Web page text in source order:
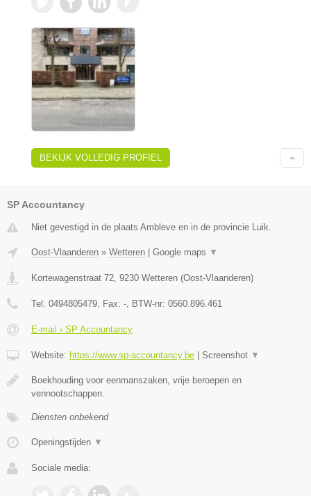
BEKIJK VOLLEDIG PROFIEL
SP Accountancy
Niet gevestigd in de plaats Ambleve en in de provincie Luik.
Oost-Vlaanderen » Wetteren Google maps ▼
Kortewagenstraat 72 9230 Wetteren (Oost-Vlaanderen)
Tel: 0494805479 , Fax: - , BTW-nr: 0560.896.461
E-mail › SP Accountancy
Website: https://www.sp-accountancy.be Screenshot ▼
Boekhouding voor eenmanszaken, vrije beroepen en
vennootschappen.
Diensten onbekend
Openingstijden ▼
Sociale media: